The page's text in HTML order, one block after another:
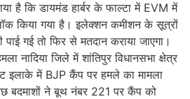
है कि डायमंड हार्बर के फाल्टा में EVM में
किया गया है। इलेक्शन कमीशन के सूत्रों
गई तो फिर से मतदान कराया जाएगा।
नादिया जिले में शांतिपुर विधानसभा क्षेत्र
इलाके में BJP कैंप पर हमले का मामला
बदमाशों ने बूथ नंबर 221 पर कैंप को